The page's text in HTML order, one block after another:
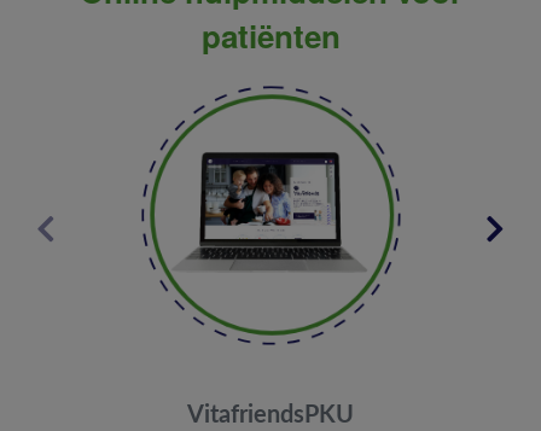
patiënten
VitafriendsPKU